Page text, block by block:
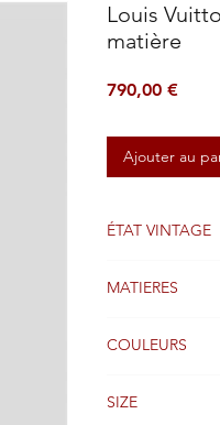
Louis
matière
790,00 €Prix
Ajouter au
ÉTAT VINTAGE
MATIERES
COULEURS
SIZE